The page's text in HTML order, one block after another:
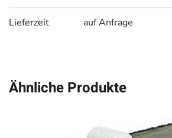
Lieferzeit auf Anfrage
Ähnliche Produkte